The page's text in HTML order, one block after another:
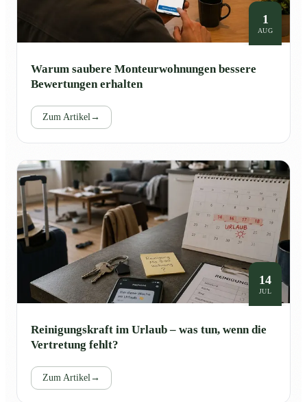
1
AUG
Warum saubere Monteurwohnungen bessere
Bewertungen erhalten
Zum Artikel→
14
JUL
Reinigungskraft im Urlaub – was tun, wenn die
Vertretung fehlt?
Zum Artikel→